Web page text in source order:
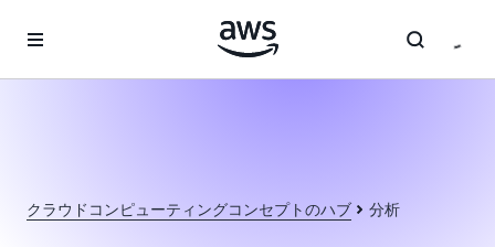
クラウドコンピューティングコンセプトのハブ 分析